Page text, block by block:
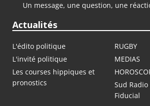
Un message, une question, une
Actualités
L'édito politique
RUGBY
L'invité politique
MEDIAS
Les courses hippiques et
pronostics
Sud
Fiducial